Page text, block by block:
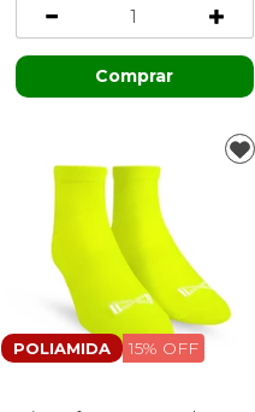
Comprar
POLIAMIDA 15% OFF